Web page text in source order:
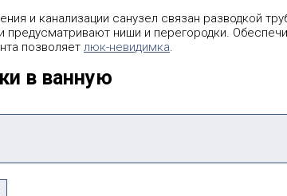
и канализации санузел связан разводкой
предусматривают ниши и перегородки.
позволяет люк-невидимка.
в ванную